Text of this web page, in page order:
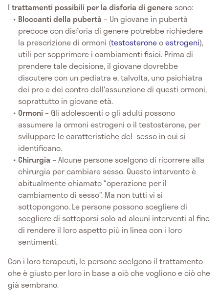
I trattamenti possibili per la disforia di genere sono:
Bloccanti della pubertà– Un giovane in pubertà
precoce con disforia di genere potrebbe richiedere
la prescrizione di ormoni (testosteroneoestrogeni),
utili per sopprimere i cambiamenti fisici. Prima di
prendere tale decisione, il giovane dovrebbe
discutere con un pediatra e, talvolta, uno psichiatra
dei pro e dei contro dell'assunzione di questi ormoni,
soprattutto in giovane età.
Ormoni– Gli adolescenti o gli adulti possono
assumere la ormoni estrogeni o il testosterone, per
sviluppare le caratteristiche del sesso in cui si
identificano.
Chirurgia– Alcune persone scelgono di ricorrere alla
chirurgia per cambiare sesso. Questo intervento è
abitualmente chiamato “operazione per il
cambiamento di sesso”. Ma non tutti vi si
sottopongono. Le persone possono scegliere di
scegliere di sottoporsi solo ad alcuni interventi al fine
di rendere il loro aspetto più in linea con i loro
sentimenti.
Con i loro terapeuti, le persone scelgono il trattamento
che è giusto per loro in base a ciò che vogliono e ciò che
già sembrano.